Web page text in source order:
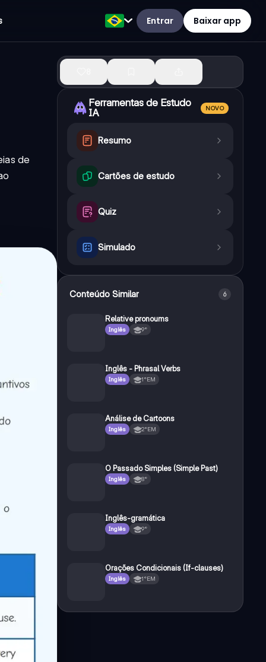
Entrar Baixar app
de
Ferramentas de Estudo
IA
NOVO
Resumo
Cartões de estudo
Quiz
Simulado
Conteúdo Similar 6
Relative pronoums
Inglês 9°
Inglês - Phrasal Verbs
Inglês 1°EM
Análise de Cartoons
Inglês 2°EM
O Passado Simples (Simple Past)
Inglês 8°
Inglês-gramática
Inglês 9°
Orações Condicionais (If-clauses)
Inglês 1°EM